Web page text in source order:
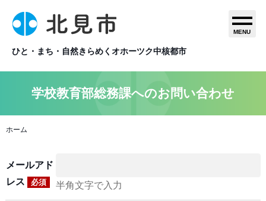
ひと・まち・自然きらめくオホーツク中核都市
MENU
学校教育部総務課へのお問い合わせ
ホーム
メールアド
レス
必須 半角文字で入力